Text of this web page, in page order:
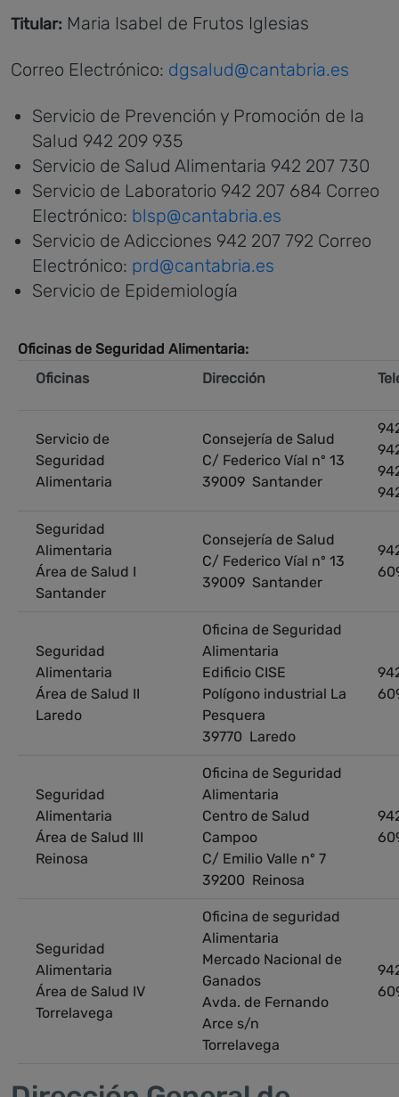
Titular: Maria Isabel de Frutos Iglesias
Correo Electrónico: dgsalud@cantabria.es
Servicio de Prevención y Promoción de la
Salud 942 209 935
Servicio de Salud Alimentaria 942 207 730
Servicio de Laboratorio 942 207 684 Correo
Electrónico: blsp@cantabria.es
Servicio de Adicciones 942 207 792 Correo
Electrónico: prd@cantabria.es
Servicio de Epidemiología
Oficinas de Seguridad Alimentaria:
Oficinas
Dirección
Servicio de
Seguridad
Alimentaria
Consejería de Salud
C/ Federico Víal nº 13
39009 Santander
Seguridad
Alimentaria
Área de Salud I
Santander
Consejería de Salud
C/ Federico Víal nº 13
39009 Santander
Seguridad
Alimentaria
Área de Salud II
Laredo
Oficina de Seguridad
Alimentaria
Edificio CISE
Polígono industrial La
Pesquera
39770 Laredo
Seguridad
Alimentaria
Área de Salud III
Reinosa
Oficina de Seguridad
Alimentaria
Centro de Salud
Campoo
C/ Emilio Valle nº 7
39200 Reinosa
Seguridad
Alimentaria
Área de Salud IV
Torrelavega
Oficina de seguridad
Alimentaria
Mercado Nacional de
Ganados
Avda. de Fernando
Arce s/n
Torrelavega